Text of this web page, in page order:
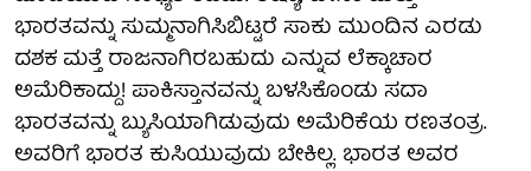
ಭಾರತವನ್ನು ಸುಮ್ಮನಾಗಿಸಿಬಿಟ್ಟರೆ ಸಾಕು ಮುಂದಿನ ಎರಡು
ದಶಕ ಮತ್ತೆ ರಾಜನಾಗಿರಬಹುದು ಎನ್ನುವ ಲೆಕ್ಕಾಚಾರ
ಅಮೆರಿಕಾದ್ದು! ಪಾಕಿಸ್ತಾನವನ್ನು ಬಳಸಿಕೊಂಡು ಸದಾ
ಭಾರತವನ್ನು ಬ್ಯುಸಿಯಾಗಿಡುವುದು ಅಮೆರಿಕೆಯ ರಣತಂತ್ರ.
ಅವರಿಗೆ ಭಾರತ ಕುಸಿಯುವುದು ಬೇಕಿಲ್ಲ. ಭಾರತ ಅವರ